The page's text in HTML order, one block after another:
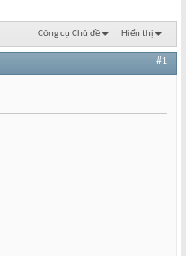
Công cụ Chủ đề Hiển thị
#1